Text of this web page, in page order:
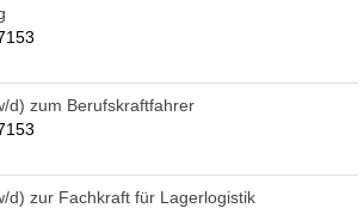
d) zum Berufskraftfahrer
d) zur Fachkraft für Lagerlogistik